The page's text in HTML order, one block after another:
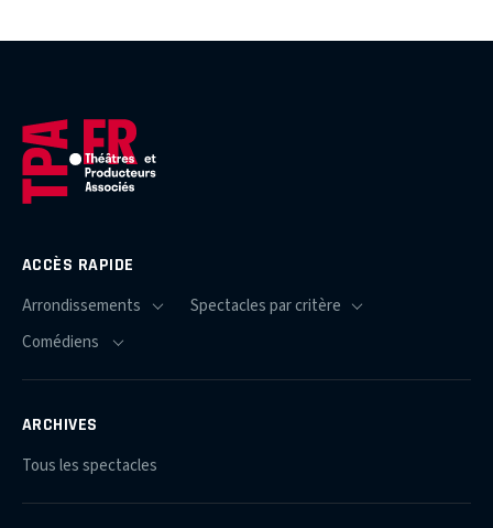
ACCÈS RAPIDE
ARCHIVES
Tous les spectacles